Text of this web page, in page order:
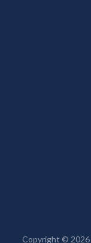
Copyright © 2026